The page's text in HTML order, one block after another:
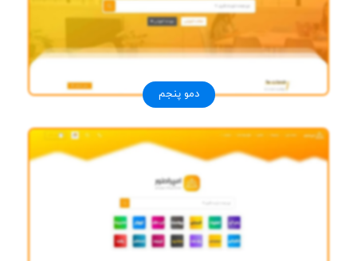
دمو پنجم